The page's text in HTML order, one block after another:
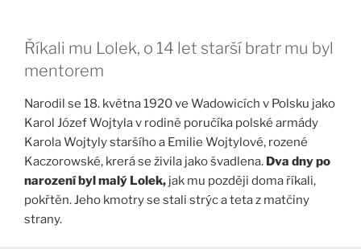
Říkali mu Lolek, o 14 let starší bratr mu byl
mentorem
Narodil se 18. května 1920 ve Wadowicích v Polsku jako
Karol Józef Wojtyla v rodině poručíka polské armády
Karola Wojtyly staršího a Emilie Wojtylové, rozené
Kaczorowské, krerá se živila jako švadlena. Dva dny po
narození byl malý Lolek, jak mu později doma říkali,
pokřtěn. Jeho kmotry se stali strýc a teta z matčiny
strany.